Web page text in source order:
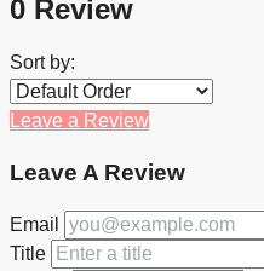
0 Review
Sort by:
Leave a Review
Leave A Review
Email
Title